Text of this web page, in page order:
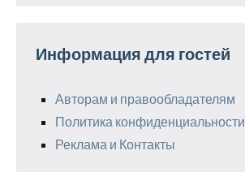
Информация для гостей
Авторам и правообладателям
Политика конфиденциальности
Реклама и Контакты